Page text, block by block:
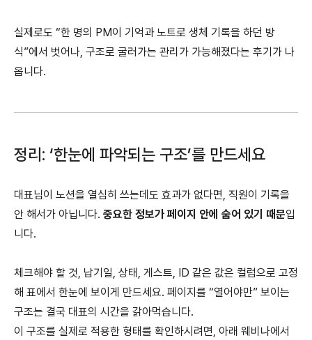
실제로도 “한 명의 PM이 기억과 노트로 생체 기록을 하던 방
식”에서 벗어나, 구조로 굴러가는 관리가 가능해졌다는 후기가 나
옵니다.
정리: ‘한눈에 파악되는 구조’를 만드세요
대표님이 노션을 열심히 쓰는데도 효과가 없다면, 직원이 기록을
안 해서가 아닙니다. 중요한 정보가 페이지 안에 숨어 있기 때문입
니다.
체크해야 할 것, 납기일, 상태, 게스트, ID 같은 값은 컬럼으로 고정
해 표에서 한눈에 보이게 만드세요. 페이지를 “열어야만” 보이는
구조는 결국 대표의 시간을 갉아먹습니다.
이 구조를 실제로 적용한 형태를 확인하시려면, 아래 웨비나에서